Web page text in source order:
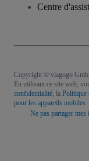
Centre
Copyright © viagogo
En utilisant ce site web,
confidentialité , la Politique
pour les appareils mobiles
Ne pas partager